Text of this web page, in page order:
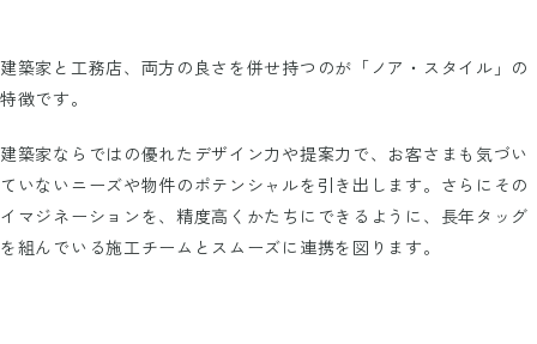
建築家と工務店、両方の良さを併せ持つのが「ノア・スタイル」の
特徴です。
建築家ならではの優れたデザイン力や提案力で、お客さまも気づい
ていないニーズや物件のポテンシャルを引き出します。さらにその
イマジネーションを、精度高くかたちにできるように、長年タッグ
を組んでいる施工チームとスムーズに連携を図ります。